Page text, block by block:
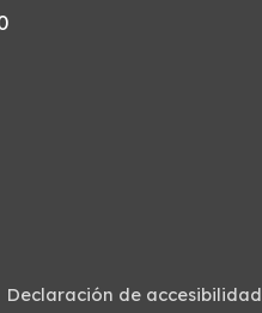
Declaración de accesibilidad